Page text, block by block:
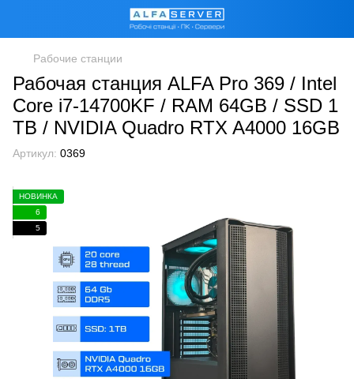
Рабочие станции
Рабочая станция ALFA Pro 369 / Intel
Core i7-14700KF / RAM 64GB / SSD 1
TB / NVIDIA Quadro RTX A4000 16GB
Артикул: 0369
НОВИНКА
6
5